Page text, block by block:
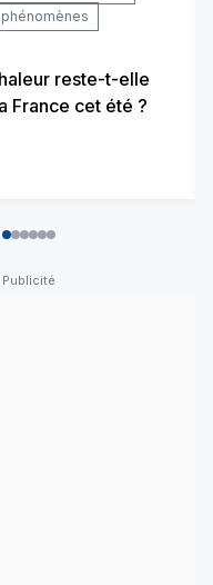
reste-t-elle
France cet été ?